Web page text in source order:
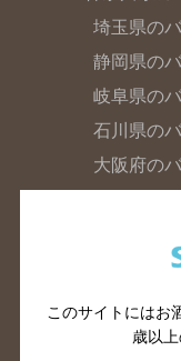
埼玉県の
静岡県の
岐阜県の
石川県の
大阪府の
広島県の
山口県の
島根県の
このサイトにはお
歳以